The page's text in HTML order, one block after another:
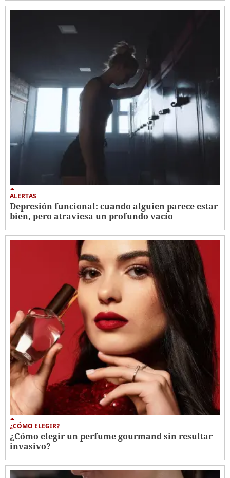
ALERTAS
Depresión funcional: cuando alguien parece estar
bien, pero atraviesa un profundo vacío
¿CÓMO ELEGIR?
¿Cómo elegir un perfume gourmand sin resultar
invasivo?